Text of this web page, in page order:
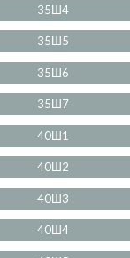
35Ш4
35Ш5
35Ш6
35Ш7
40Ш1
40Ш2
40Ш3
40Ш4